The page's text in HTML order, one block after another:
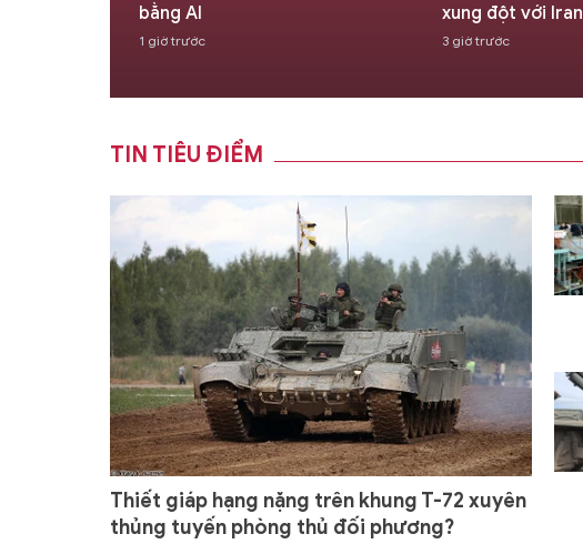
bằng AI
1 giờ trước
xung đột với Iran
3 giờ trước
TIN TIÊU ĐIỂM
Thiết giáp hạng nặng trên khung T-72 xuyên
thủng tuyến phòng thủ đối phương?